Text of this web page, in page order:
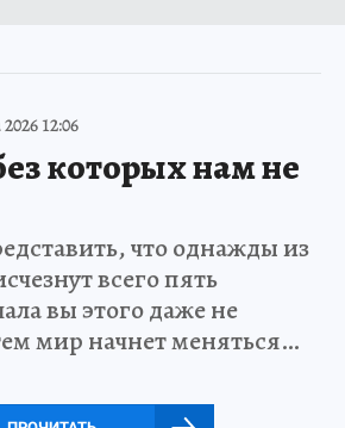
12:06
которых нам не
что однажды из
всего пять
вы этого даже не
мир начнет меняться…